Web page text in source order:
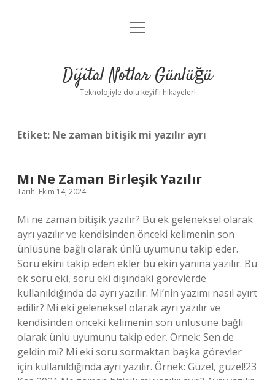
Anasayfa
Yasal Uyarı
menüyü
Dijital Notlar Günlüğü
Teknolojiyle dolu keyifli hikayeler!
Etiket: Ne zaman bitişik mi yazılır ayrı
Mı Ne Zaman Birleşik Yazılır
Tarih: Ekim 14, 2024
Mi ne zaman bitişik yazılır? Bu ek geleneksel olarak
ayrı yazılır ve kendisinden önceki kelimenin son
ünlüsüne bağlı olarak ünlü uyumunu takip eder.
Soru ekini takip eden ekler bu ekin yanına yazılır. Bu
ek soru eki, soru eki dışındaki görevlerde
kullanıldığında da ayrı yazılır. Mi’nin yazımı nasıl ayırt
edilir? Mi eki geleneksel olarak ayrı yazılır ve
kendisinden önceki kelimenin son ünlüsüne bağlı
olarak ünlü uyumunu takip eder. Örnek: Sen de
geldin mi? Mi eki soru sormaktan başka görevler
için kullanıldığında ayrı yazılır. Örnek: Güzel, güzel!23